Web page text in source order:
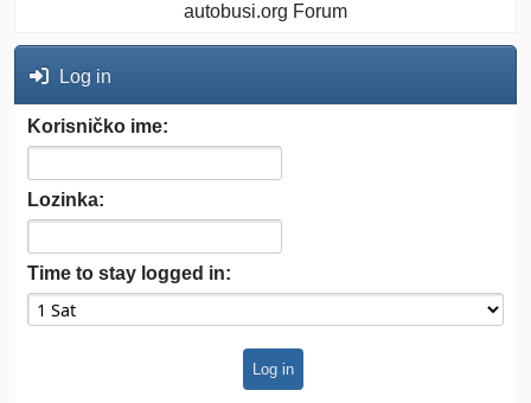
autobusi.org Forum
Log in
Korisničko ime:
Lozinka:
Time to stay logged in: